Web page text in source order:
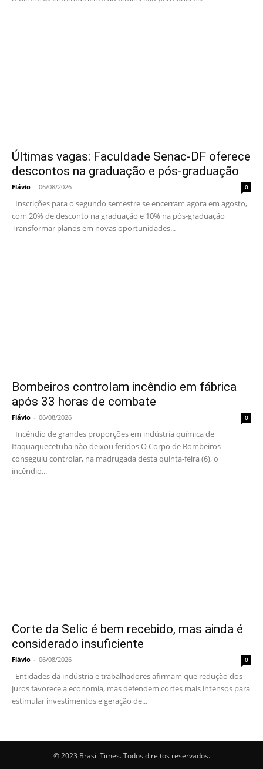
Últimas vagas: Faculdade Senac-DF oferece
descontos na graduação e pós-graduação
Flávio - 06/08/2026 0
Inscrições para o segundo semestre se encerram agora em agosto,
com 20% de desconto na graduação e 10% na pós-graduação
Transformar planos em novas oportunidades...
Bombeiros controlam incêndio em fábrica
após 33 horas de combate
Flávio - 06/08/2026 0
Incêndio de grandes proporções em indústria química de
Itaquaquecetuba não deixou feridos O Corpo de Bombeiros
conseguiu controlar, na madrugada desta quinta-feira (6), o
incêndio...
Corte da Selic é bem recebido, mas ainda é
considerado insuficiente
Flávio - 06/08/2026 0
Entidades da indústria e trabalhadores afirmam que redução dos
juros favorece a economia, mas defendem cortes mais intensos para
estimular investimentos e geração de...
© 2023 Brasil Times. Todos direitos reservados.